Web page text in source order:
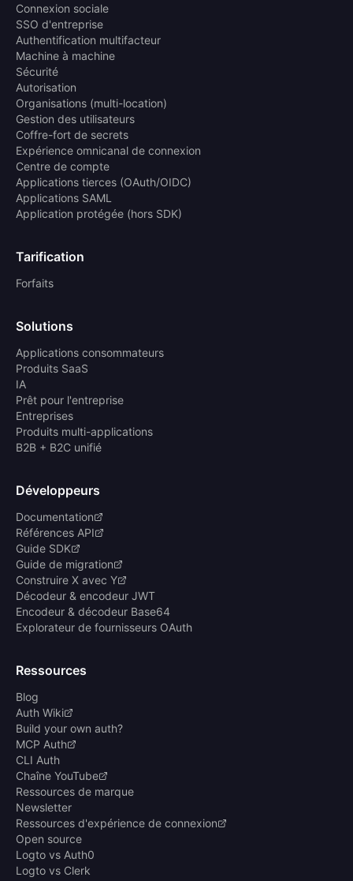
Connexion sociale
SSO d'entreprise
Authentification multifacteur
Machine à machine
Sécurité
Autorisation
Organisations (multi-location)
Gestion des utilisateurs
Coffre-fort de secrets
Expérience omnicanal de connexion
Centre de compte
Applications tierces (OAuth/OIDC)
Applications SAML
Application protégée (hors SDK)
Tarification
Forfaits
Solutions
Applications consommateurs
Produits SaaS
IA
Prêt pour l'entreprise
Entreprises
Produits multi-applications
B2B + B2C unifié
Développeurs
Documentation
Références API
Guide SDK
Guide de migration
Construire X avec Y
Décodeur & encodeur JWT
Encodeur & décodeur Base64
Explorateur de fournisseurs OAuth
Ressources
Blog
Auth Wiki
Build your own auth?
MCP Auth
CLI Auth
Chaîne YouTube
Ressources de marque
Newsletter
Ressources d'expérience de connexion
Open source
Logto vs Auth0
Logto vs Clerk